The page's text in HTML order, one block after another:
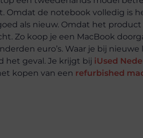
Omdat de notebook volledig is
als nieuw. Omdat het product
Zo koop je een MacBook
euro’s. Waar je bij nieuwe
het geval. Je krijgt bij iUsed
kopen van een refurbished